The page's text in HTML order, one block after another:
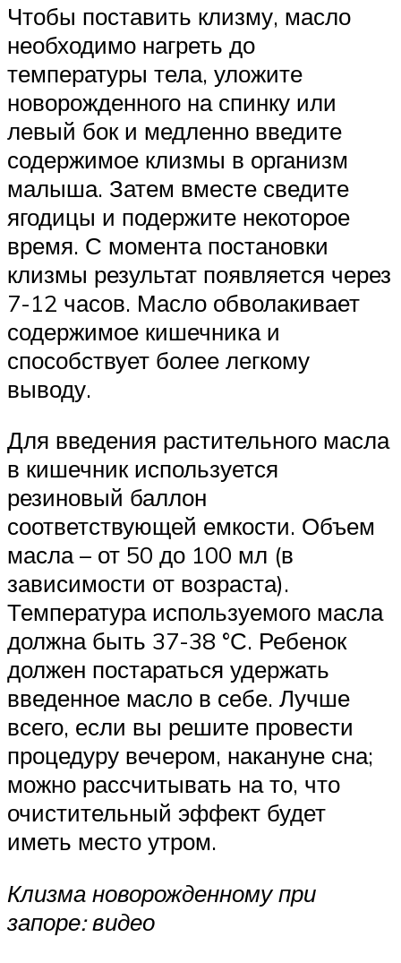
Чтобы поставить клизму, масло
необходимо нагреть до
температуры тела, уложите
новорожденного на спинку или
левый бок и медленно введите
содержимое клизмы в организм
малыша. Затем вместе сведите
ягодицы и подержите некоторое
время. С момента постановки
клизмы результат появляется через
7-12 часов. Масло обволакивает
содержимое кишечника и
способствует более легкому
выводу.
Для введения растительного масла
в кишечник используется
резиновый баллон
соответствующей емкости. Объем
масла – от 50 до 100 мл (в
зависимости от возраста).
Температура используемого масла
должна быть 37-38 °С. Ребенок
должен постараться удержать
введенное масло в себе. Лучше
всего, если вы решите провести
процедуру вечером, накануне сна;
можно рассчитывать на то, что
очистительный эффект будет
иметь место утром.
Клизма новорожденному при
запоре: видео